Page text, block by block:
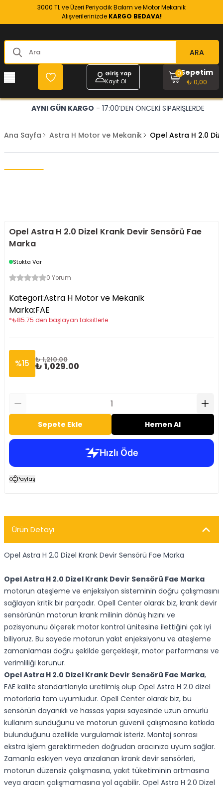
3000 TL ve Üzeri Periyodik Bakım ve Motor Mekanik
Alışverilerinizde KARGO BEDAVA!
ARA
Giriş Yap
Kayıt Ol
Sepetim
₺ 0,00
0
AYNI GÜN KARGO - 17:00’DEN ÖNCEKİ SİPARİŞLERDE
Ana Sayfa Astra H Motor ve Mekanik Opel Astra H 2.0
Opel Astra H 2.0 Dizel Krank Devir Sensörü Fae
Marka
Stokta Var
0 Yorum
Kategori:Astra H Motor ve Mekanik
Marka:FAE
*₺85.75 den başlayan taksitlerle
%15 ₺ 1,210.00
₺ 1,029.00
Sepete Ekle Hemen Al
Paylaş
Ürün Detayı
Opel Astra H 2.0 Dizel Krank Devir Sensörü Fae Marka
Opel Astra H 2.0 Dizel Krank Devir Sensörü Fae Marka
motorun ateşleme ve enjeksiyon sisteminin doğru çalışmasını
sağlayan kritik bir parçadır. Opell Center olarak biz, krank devir
sensörünün motorun krank milinin dönüş hızını ve
pozisyonunu ölçerek motor kontrol ünitesine ilettiğini çok iyi
biliyoruz. Bu sayede motorun yakıt enjeksiyonu ve ateşleme
zamanlaması doğru şekilde gerçekleşir, motor performansı ve
verimliliği korunur.
Opel Astra H 2.0 Dizel Krank Devir Sensörü Fae Marka,
FAE kalite standartlarıyla üretilmiş olup Opel Astra H 2.0 dizel
motorlarla tam uyumludur. Opell Center olarak biz, bu
sensörün dayanıklı ve hassas yapısı sayesinde uzun ömürlü
kullanım sunduğunu ve motorun güvenli çalışmasına katkıda
bulunduğunu özellikle vurgulamak isteriz. Montaj sonrası
ekstra işlem gerektirmeden doğrudan aracınıza uyum sağlar.
Zamanla eskiyen veya arızalanan krank devir sensörleri,
motorun düzensiz çalışmasına, yakıt tüketiminin artmasına
veya aracın çalışmamasına yol açabilir. Opel Astra H 2.0 Dizel